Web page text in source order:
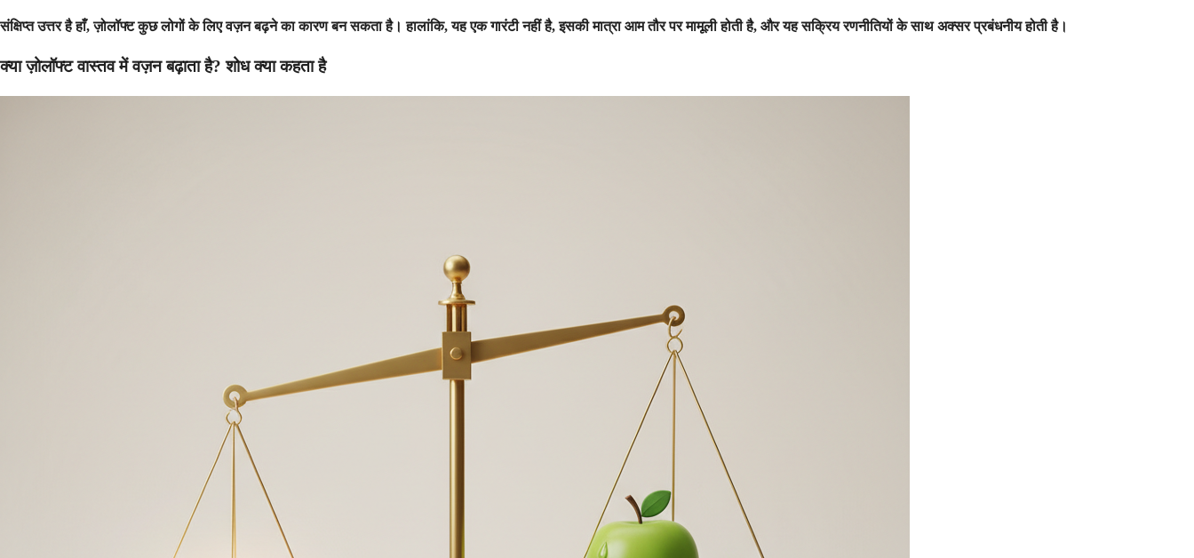
संक्षिप्त उत्तर है हाँ, ज़ोलॉफ्ट कुछ लोगों के लिए वज़न बढ़ने का कारण बन सकता है। हालांकि, यह एक गारंटी नहीं है, इसकी मात्रा आम तौर पर मामूली होती है, और यह सक्रिय रणनीतियों के साथ अक्सर प्रबंधनीय होती है।
क्या ज़ोलॉफ्ट वास्तव में वज़न बढ़ाता है? शोध क्या कहता है